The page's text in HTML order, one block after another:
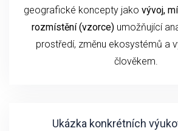
geografické koncepty jako vývoj,
rozmístění (vzorce)umožňující
prostředí, změnu ekosystémů a
člověkem.
Ukázka konkrétních